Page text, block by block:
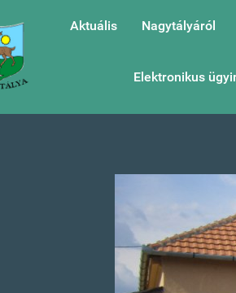
Aktuális Nagytályáról
Elektronikus